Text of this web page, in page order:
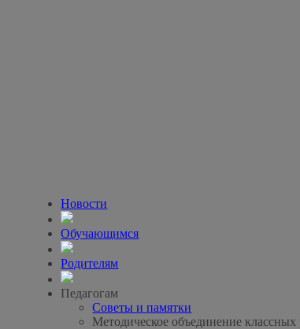
Новости
Обучающимся
Родителям
Педагогам
Советы и памятки
Методическое объединение классных